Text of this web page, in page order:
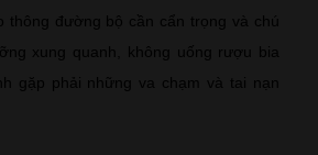
thông đường bộ cần cẩn trọng và chú
xung quanh, không uống rượu bia
gặp phải những va chạm và tai nạn